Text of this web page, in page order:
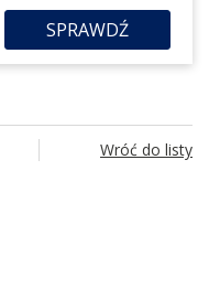
SPRAWDŹ
Wróć do listy